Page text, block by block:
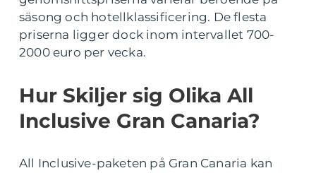
säsong och hotellklassificering. De flesta
priserna ligger dock inom intervallet 700-
2000 euro per vecka.
Hur Skiljer sig Olika All
Inclusive Gran Canaria?
All Inclusive-paketen på Gran Canaria kan